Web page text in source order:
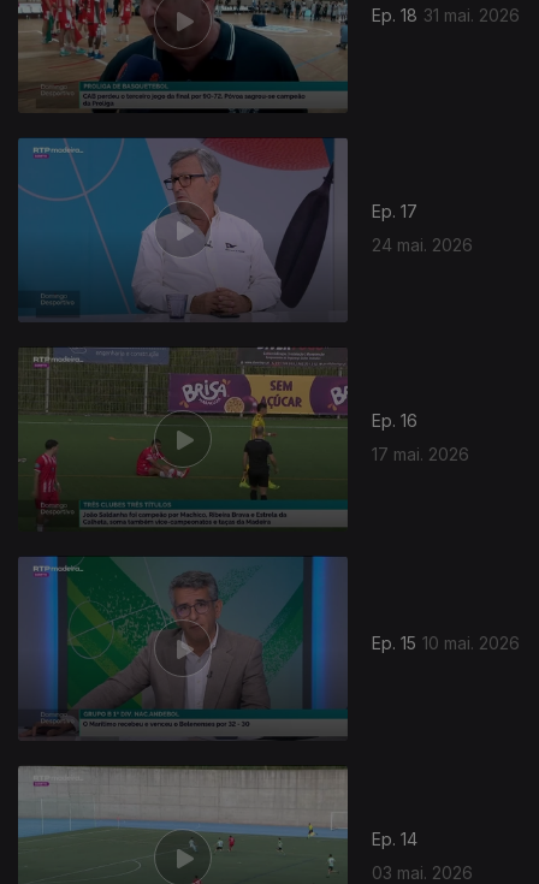
Ep. 18 31 mai. 2026
Ep. 17
24 mai. 2026
Ep. 16
17 mai. 2026
Ep. 15 10 mai. 2026
Ep. 14
03 mai. 2026